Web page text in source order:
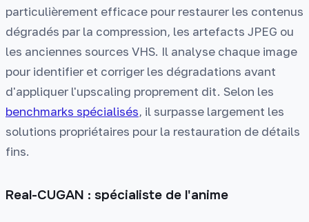
particulièrement efficace pour restaurer les contenus
dégradés par la compression, les artefacts JPEG ou
les anciennes sources VHS. Il analyse chaque image
pour identifier et corriger les dégradations avant
d'appliquer l'upscaling proprement dit. Selon les
benchmarks spécialisés, il surpasse largement les
solutions propriétaires pour la restauration de détails
fins.
Real-CUGAN : spécialiste de l'anime